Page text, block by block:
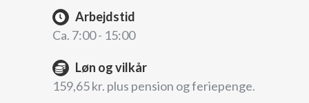
Arbejdstid
Ca. 7:00 - 15:00
Løn og vilkår
159,65 kr. plus pension og feriepenge.